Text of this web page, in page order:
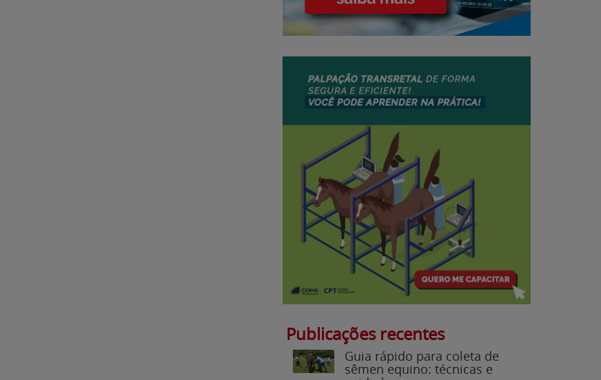
Publicações recentes
Guia rápido para coleta de
sêmen equino: técnicas e
cuidados